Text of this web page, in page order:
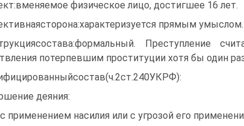
физическое лицо, достигшее 16 лет.
прямым умыслом.
Преступление
потерпевшим проституции хотя бы один
деяния:
с применением насилия или с угрозой его